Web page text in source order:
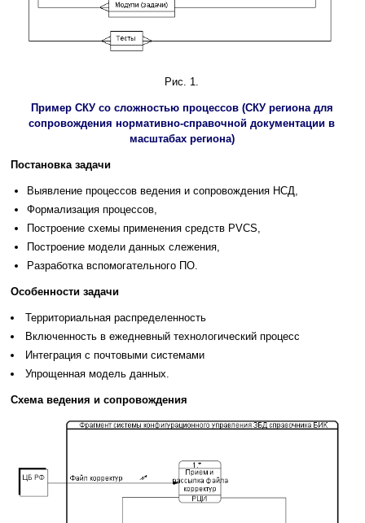
Рис. 1.
Пример СКУ со сложностью процессов (СКУ региона для
сопровождения нормативно-справочной документации в
масштабах региона)
Постановка задачи
Выявление процессов ведения и сопровождения НСД,
Формализация процессов,
Построение схемы применения средств PVCS,
Построение модели данных слежения,
Разработка вспомогательного ПО.
Особенности задачи
Территориальная распределенность
Включенность в ежедневный технологический процесс
Интеграция с почтовыми системами
Упрощенная модель данных.
Схема ведения и сопровождения